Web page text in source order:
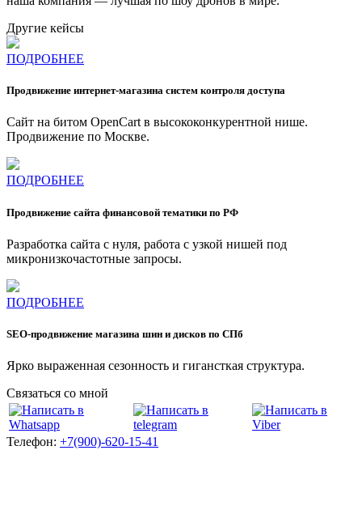
Другие кейсы
ПОДРОБНЕЕ
Продвижение интернет-магазина систем контроля доступа
Сайт на битом OpenCart в высококонкурентной нише.
Продвижение по Москве.
ПОДРОБНЕЕ
Продвижение сайта финансовой тематики по РФ
Разработка сайта с нуля, работа с узкой нишей под
микронизкочастотные запросы.
ПОДРОБНЕЕ
SEO-продвижение магазина шин и дисков по СПб
Ярко выраженная сезонность и гигансткая структура.
Связаться со мной
Телефон: +7(900)-620-15-41